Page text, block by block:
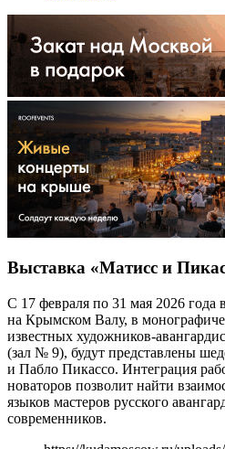
Выставка «Матисс и
С 17 февраля по 31 мая 2026 года
на Крымском Валу, в
известных художников-
(зал № 9), будут представлены
и Пабло Пикассо. Интеграция
новаторов позволит найти
языков мастеров русского
современников.